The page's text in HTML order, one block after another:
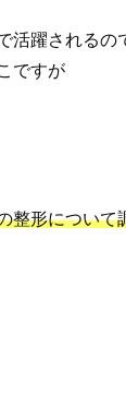
活躍されるの
ですが
整形について